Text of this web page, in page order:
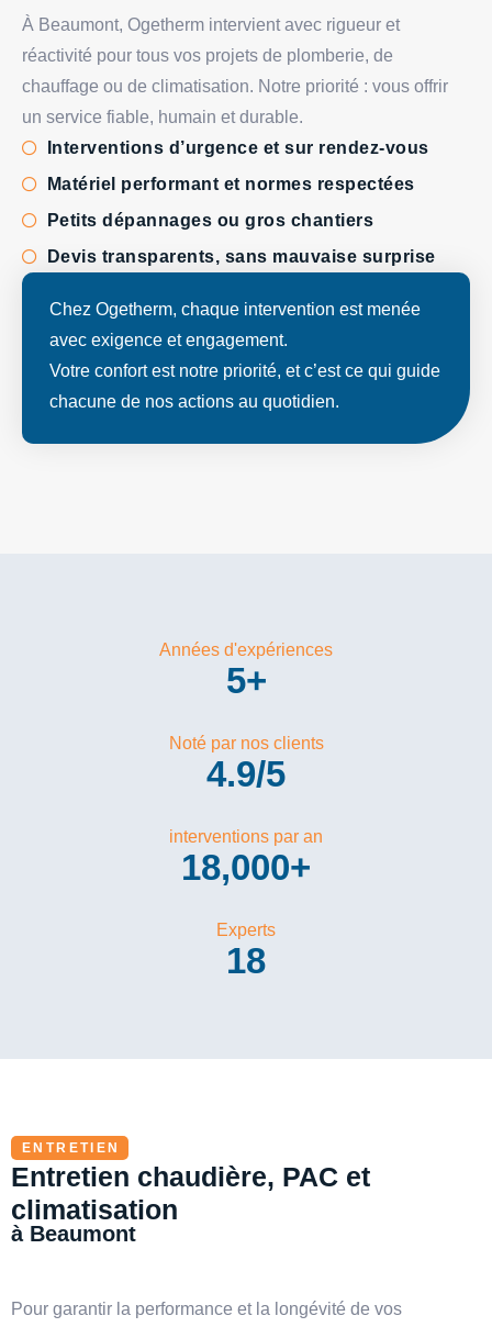
À Beaumont, Ogetherm intervient avec rigueur et
réactivité pour tous vos projets de plomberie, de
chauffage ou de climatisation. Notre priorité : vous offrir
un service fiable, humain et durable.
Interventions d’urgence et sur rendez-vous
Matériel performant et normes respectées
Petits dépannages ou gros chantiers
Devis transparents, sans mauvaise surprise
Chez Ogetherm, chaque intervention est menée
avec exigence et engagement.
Votre confort est notre priorité, et c’est ce qui guide
chacune de nos actions au quotidien.
Années d'expériences
5+
Noté par nos clients
4.9/5
interventions par an
18,000+
Experts
18
ENTRETIEN
Entretien chaudière, PAC et
climatisation
à Beaumont
Pour garantir la performance et la longévité de vos